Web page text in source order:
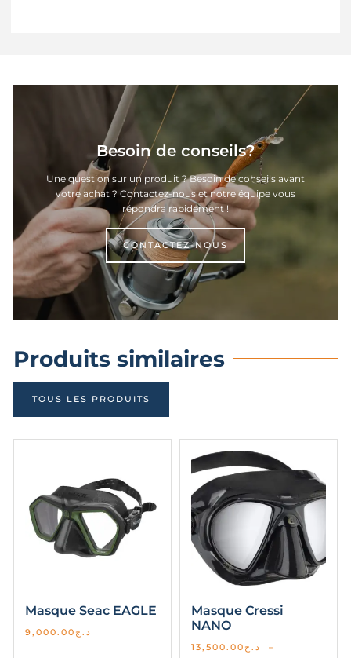
Besoin de conseils?
Une question sur un produit ? Besoin de conseils avant
votre achat ? Contactez-nous et notre équipe vous
répondra rapidement !
CONTACTEZ-NOUS
Produits similaires
TOUS LES PRODUITS
Masque Seac EAGLE
د.ج 9,000.00
Masque Cressi
NANO
د.ج 13,500.00
–